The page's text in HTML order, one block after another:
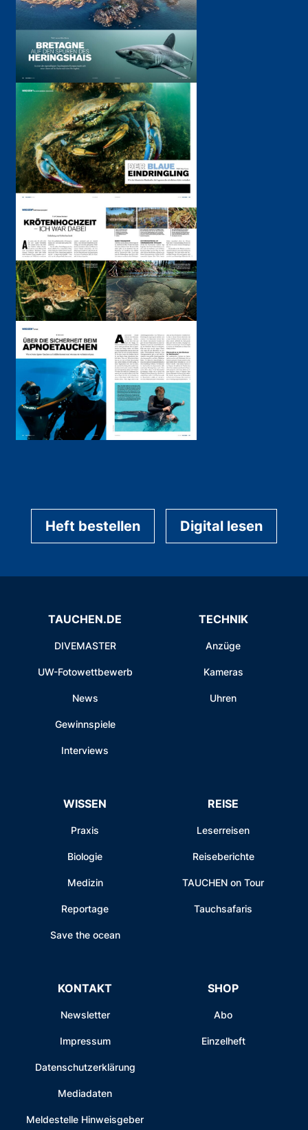
Heft bestellen Digital lesen
TAUCHEN.DE
DIVEMASTER
UW-Fotowettbewerb
News
Gewinnspiele
Interviews
TECHNIK
Anzüge
Kameras
Uhren
WISSEN
Praxis
Biologie
Medizin
Reportage
Save the ocean
REISE
Leserreisen
Reiseberichte
TAUCHEN on Tour
Tauchsafaris
KONTAKT
Newsletter
Impressum
Datenschutzerklärung
Mediadaten
Meldestelle Hinweisgeber
SHOP
Abo
Einzelheft